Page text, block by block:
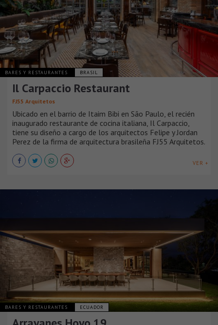
BARES Y RESTAURANTES BRASIL
Il Carpaccio Restaurant
FJ55 Arquitetos
Ubicado en el barrio de Itaim Bibi en São Paulo, el recién
inaugurado restaurante de cocina italiana, Il Carpaccio,
tiene su diseño a cargo de los arquitectos Felipe y Jordan
Perez de la firma de arquitectura brasileña FJ55 Arquitetos.
VER +
BARES Y RESTAURANTES ECUADOR